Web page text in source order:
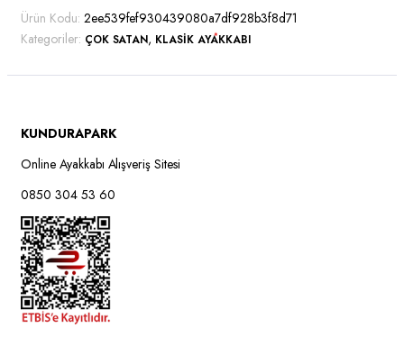
birden
fazla
varyasyonu
var.
sayfasından
seçilebilir
Ürün Kodu: 2ee539fef930439080a7df928b3f8d71
Kategoriler: ÇOK SATAN, KLASIK AYAKKABI
KUNDURAPARK
Online Ayakkabı Alışveriş Sitesi
0850 304 53 60